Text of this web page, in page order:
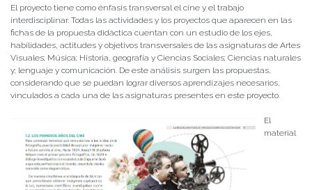
El proyecto tiene como énfasis transversal el cine y el trabajo
interdisciplinar. Todas las actividades y los proyectos que aparecen en las
fichas de la propuesta didáctica cuentan con un estudio de los ejes,
habilidades, actitudes y objetivos transversales de las asignaturas de Artes
Visuales; Música; Historia, geografía y Ciencias Sociales; Ciencias naturales
y; lenguaje y comunicación. De este análisis surgen las propuestas,
considerando que se puedan lograr diversos aprendizajes necesarios,
vinculados a cada una de las asignaturas presentes en este proyecto.
El
material